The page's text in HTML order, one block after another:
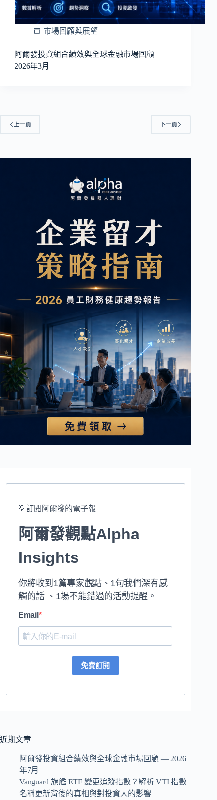
市場回顧與展望
阿爾發投資組合績效與全球金融市場回顧 —
2026年3月
上一頁 下一頁
💡訂閱阿爾發的電子報
阿爾發觀點Alpha
Insights
你將收到1篇專家觀點、1句我們深有感
觸的話 、1場不能錯過的活動提醒。
Email
免費訂閱
近期文章
阿爾發投資組合績效與全球金融市場回顧 — 2026
年7月
Vanguard 旗艦 ETF 變更追蹤指數？解析 VTI 指數
名稱更新背後的真相與對投資人的影響